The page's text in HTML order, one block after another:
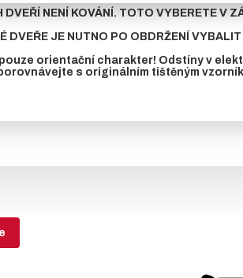
DVEŘÍ NENÍ KOVÁNÍ. TOTO VYBERETE V
DVEŘE JE NUTNO PO OBDRŽENÍ
orientační charakter! Odstíny v
s originálním tištěným